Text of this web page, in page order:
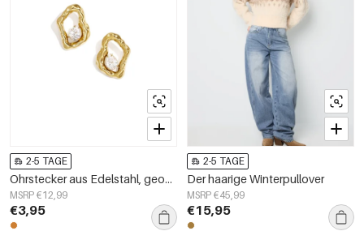
2-5 TAGE
Ohrstecker aus Edelstahl, geometrische Form, schlichte Alltags-Serie, Damenschmuck
MSRP €12,99
€3,95
2-5 TAGE
Der haarige Winterpullover
MSRP €45,99
€15,95